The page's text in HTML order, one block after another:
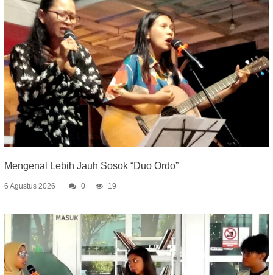
Mengenal Lebih Jauh Sosok “Duo Ordo”
6 Agustus 2026 0 19